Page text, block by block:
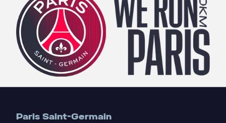
Paris Saint-Germain